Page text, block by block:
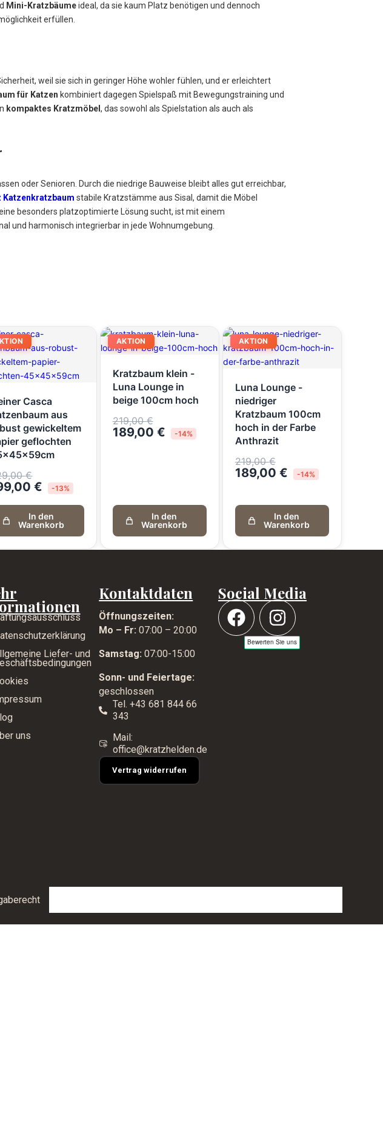
Mini-Kratzbäumeideal, da sie kaum Platz benötigen und dennoch
erfüllen.
weil sie sich in geringer Höhe wohler fühlen, und er erleichtert
für Katzen kombiniert dagegen Spielspaß mit Bewegungstraining und
kompaktes Kratzmöbel, das sowohl als Spielstation als auch als
oder Senioren. Durch die niedrige Bauweise bleibt alles gut erreichbar,
Katzenkratzbaum stabile Kratzstämme aus Sisal, damit die Möbel
besonders platzoptimierte Lösung sucht, ist mit einem
und harmonisch integrierbar in jede Wohnumgebung.
Casca
aus
gewickeltem
geflochten
€
€ -13%
In den
Warenkorb
AKTION
Kratzbaum klein -
Luna Lounge in
beige 100cm hoch
219,00€
189,00 € -14%
In den
Warenkorb
AKTION
Luna Lounge -
niedriger
Kratzbaum 100cm
hoch in der Farbe
Anthrazit
219,00€
189,00 € -14%
In den
Warenkorb
Liefer- und
uns
Kontaktdaten
Öffnungszeiten:
Mo – Fr: 07:00 – 20:00
Samstag: 07:00-15:00
Sonn- und Feiertage:
geschlossen
Tel. +43 681 844 66
343
Mail:
office@kratzhelden.de
Vertrag widerrufen
Social Media